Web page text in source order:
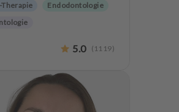
Endodontologie
Zahnersatz
Zahnerhaltung
5.0 ( 1119)